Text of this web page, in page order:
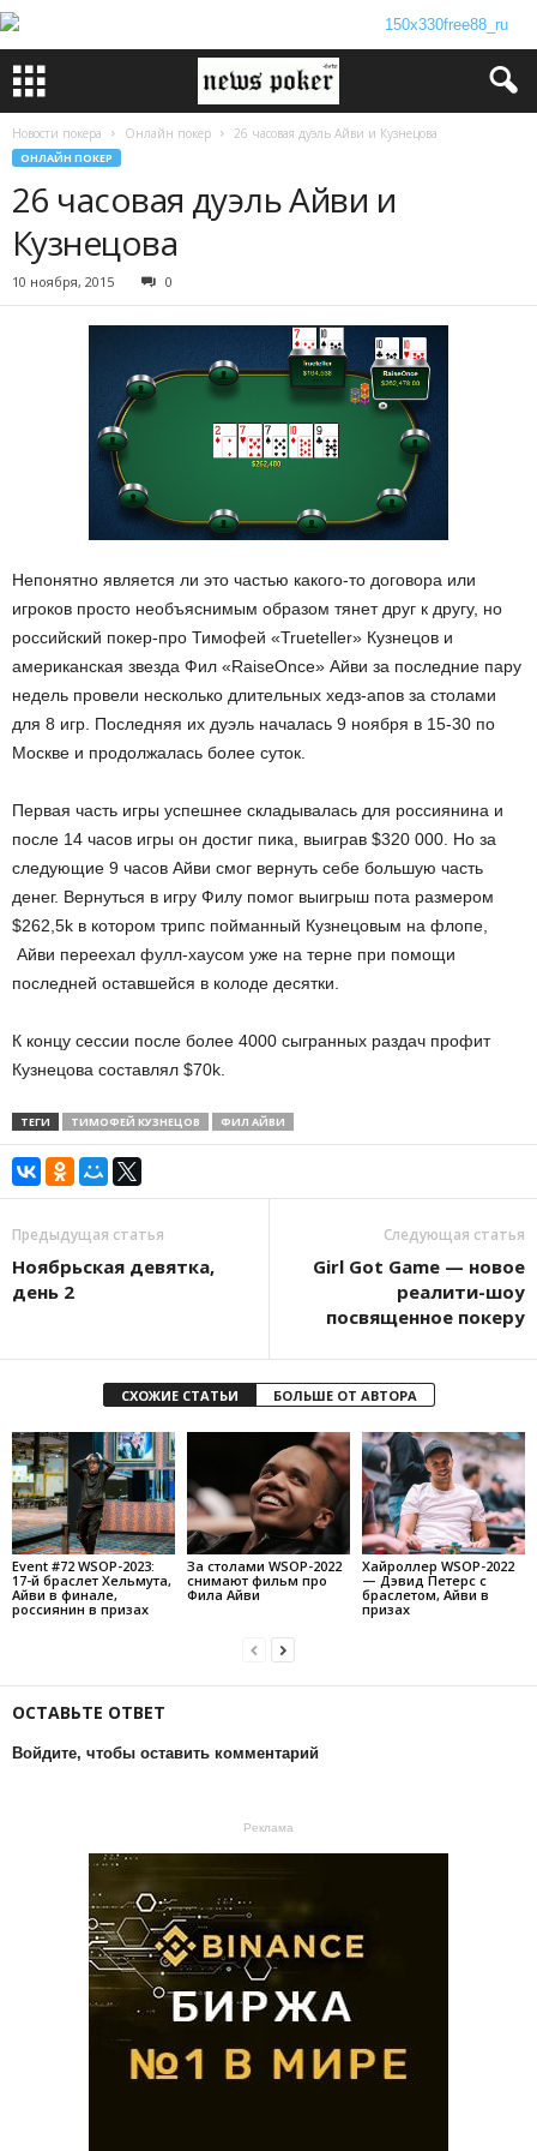
Новости покера Онлайн покер 26 часовая дуэль Айви и Кузнецова
ОНЛАЙН ПОКЕР
26 часовая дуэль Айви и
Кузнецова
10 ноября, 2015 0
Непонятно является ли это частью какого-то договора или
игроков просто необъяснимым образом тянет друг к другу, но
российский покер-про Тимофей «Trueteller» Кузнецов и
американская звезда Фил «RaiseOnce» Айви за последние пару
недель провели несколько длительных хедз-апов за столами
для 8 игр. Последняя их дуэль началась 9 ноября в 15-30 по
Москве и продолжалась более суток.
Первая часть игры успешнее складывалась для россиянина и
после 14 часов игры он достиг пика, выиграв $320 000. Но за
следующие 9 часов Айви смог вернуть себе большую часть
денег. Вернуться в игру Филу помог выигрыш пота размером
$262,5k в котором трипс пойманный Кузнецовым на флопе,
Айви переехал фулл-хаусом уже на терне при помощи
последней оставшейся в колоде десятки.
К концу сессии после более 4000 сыгранных раздач профит
Кузнецова составлял $70k.
ТЕГИ ТИМОФЕЙ КУЗНЕЦОВ ФИЛ АЙВИ
Предыдущая статья
Ноябрьская девятка,
день 2
Следующая статья
Girl Got Game — новое
реалити-шоу
посвященное покеру
СХОЖИЕ СТАТЬИ БОЛЬШЕ ОТ АВТОРА
Event #72 WSOP-2023:
17-й браслет Хельмута,
Айви в финале,
россиянин в призах
За столами WSOP-2022
снимают фильм про
Фила Айви
Хайроллер WSOP-2022
— Дэвид Петерс с
браслетом, Айви в
призах
ОСТАВЬТЕ ОТВЕТ
Войдите, чтобы оставить комментарий
Реклама